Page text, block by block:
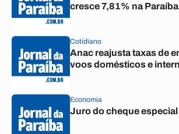
cresce 7,81% na Paraíba
Cotidiano
Anac reajusta taxas de
voos domésticos e
Economia
Juro do cheque